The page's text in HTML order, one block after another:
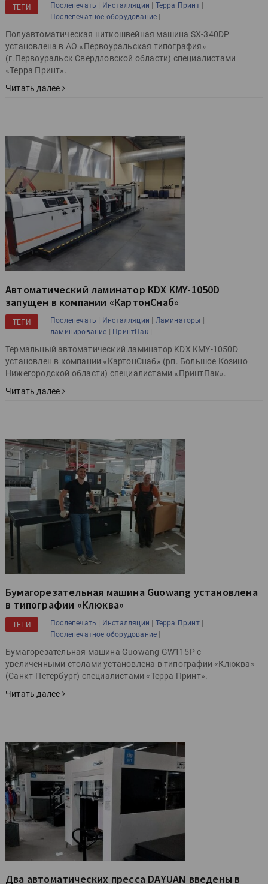
ТЕГИ Послепечать | Инсталляции | Терра Принт|
Послепечатное оборудование |
Полуавтоматическая ниткошвейная машина SX-340DP
установлена в АО «Первоуральская типография»
(г.Первоуральск Свердловской области) специалистами
«Терра Принт».
Читать далее
Автоматический ламинатор KDX KMY-1050D
запущен в компании «КартонСнаб»
ТЕГИ Послепечать | Инсталляции | Ламинаторы |
ламинирование | ПринтПак|
Термальный автоматический ламинатор KDX KMY-1050D
установлен в компании «КартонСнаб» (рп. Большое Козино
Нижегородской области) специалистами «ПринтПак».
Читать далее
Бумагорезательная машина Guowang установлена
в типографии «Клюква»
ТЕГИ Послепечать | Инсталляции | Терра Принт|
Послепечатное оборудование |
Бумагорезательная машина Guowang GW115P с
увеличенными столами установлена в типографии «Клюква»
(Санкт-Петербург) специалистами «Терра Принт».
Читать далее
Два автоматических пресса DAYUAN введены в